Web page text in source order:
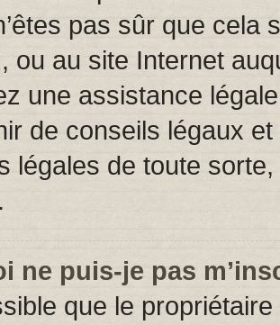
pas sûr que cela
ou au site Internet
une assistance
de conseils légaux
légales de toute
ne puis-je pas
que le